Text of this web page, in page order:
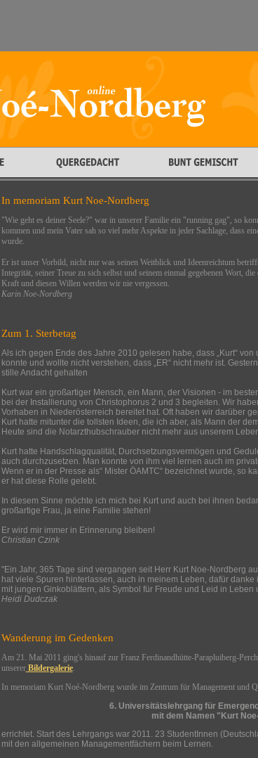
In memoriam Kurt Noe-Nordberg
"Wie geht es deiner Seele?" war in unserer Familie ein "running gag", so
kommen und mein Vater sah so viel mehr Aspekte in jeder Sachlage, dass
wurde.
Er ist unser Vorbild, nicht nur was seinen Weitblick und Ideenreichtum
Integrität, seiner Treue zu sich selbst und seinem einmal gegebenen Wort,
Kraft und diesen Willen werden wir nie vergessen.
Karin Noe-Nordberg
Zum 1. Sterbetag
Als ich gegen Ende des Jahre 2010 gelesen habe, dass „Kurt“
konnte und wollte nicht verstehen, dass „ER“ nicht mehr ist.
stille Andacht gehalten
Kurt war ein großartiger Mensch, ein Mann, der Visionen - im
bei der Installierung von Christophorus 2 und 3 begleiten. Wir
Vorhaben in Niederösterreich bereitet hat. Oft haben wir darüber
Kurt hatte mitunter die tollsten Ideen, die ich aber, als Mann der
Heute sind die Notarzthubschrauber nicht mehr aus unserem
Kurt hatte Handschlagqualität, Durchsetzungsvermögen und
auch durchzusetzen. Man konnte von ihm viel lernen auch im
Wenn er in der Presse als“ Mister ÖAMTC“ bezeichnet wurde, so
er hat diese Rolle gelebt.
In diesem Sinne möchte ich mich bei Kurt und auch bei ihnen
großartige Frau, ja eine Familie stehen!
Er wird mir immer in Erinnerung bleiben!
Christian Czink
"Ein Jahr, 365 Tage sind vergangen seit Herr Kurt Noe-Nordberg
hat viele Spuren hinterlassen, auch in meinem Leben, dafür
mit jungen Ginkoblättern, als Symbol für Freude und Leid in Leben
Heidi Dudczak
Wanderung im Gedenken
Am 21. Mai 2011 ging's hinauf zur Franz Ferdinandhütte-Parapluiberg-
unsererBildergalerie.
In memoriam Kurt Noé-Nordberg wurde im Zentrum für Management und
6. Universitätslehrgang für
mit dem Namen "Kurt
errichtet. Start des Lehrgangs war 2011. 23 StudentInnen
mit den allgemeinen Managementfächern beim Lernen.